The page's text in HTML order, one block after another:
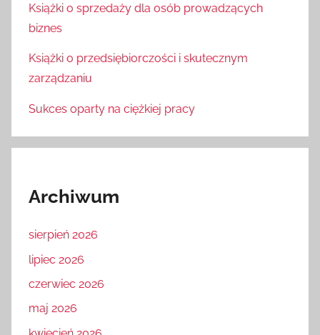
Książki o sprzedaży dla osób prowadzących
biznes
Książki o przedsiębiorczości i skutecznym
zarządzaniu
Sukces oparty na ciężkiej pracy
Archiwum
sierpień 2026
lipiec 2026
czerwiec 2026
maj 2026